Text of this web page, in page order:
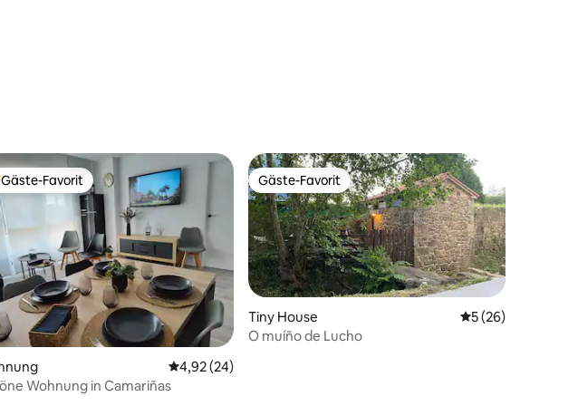
Bewertung: 5 von 5, 16 Bewertungen
Bewertung: 5 von 5, 12 Bewertungen
Gäste-Favorit.
Gäste-Favorit
Durchschnittliche Bewertung: 4,92 von 5, 24 Bewertungen
4,92 (24)
Wohnung in Camariñas
Gäste-Favorit
Gäste-Favorit
Tiny House Durchschnittliche
5 (26)
O muíño de Lucho